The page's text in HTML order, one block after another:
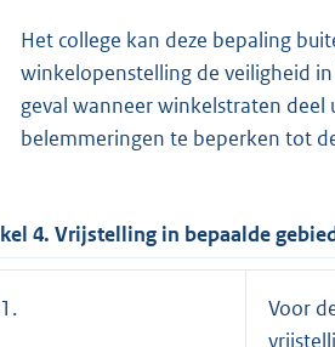
Het college kan deze bepaling
winkelopenstelling de veiligheid
geval wanneer winkelstraten deel
belemmeringen te beperken tot
4. Vrijstelling in bepaalde
1.
Voor